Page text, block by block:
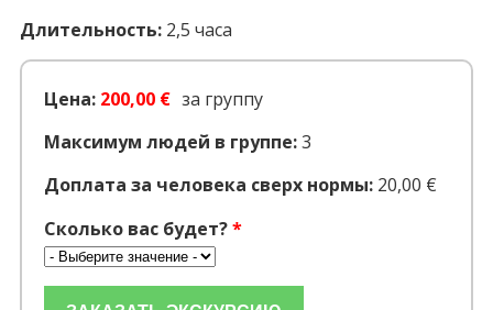
Длительность: 2,5 часа
Цена: 200,00 € за группу
Максимум людей в группе:3
Доплата за человека сверх нормы: 20,00 €
Сколько вас будет?*